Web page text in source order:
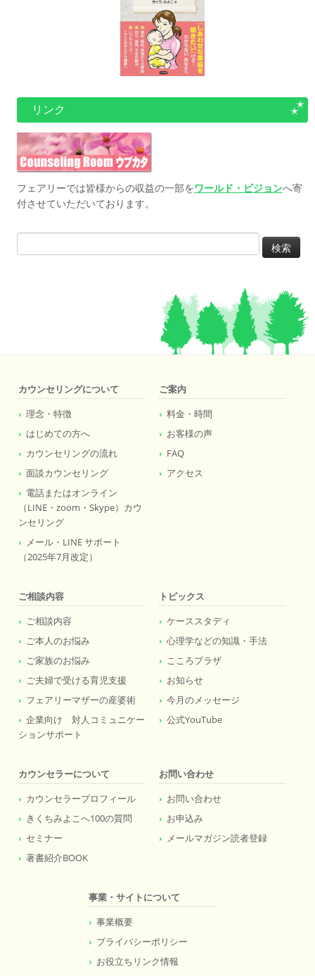
リンク
フェアリーでは皆様からの収益の一部をワールド・ビジョンへ寄
付させていただいております。
検
索:
カウンセリングについて
理念・特徴
はじめての方へ
カウンセリングの流れ
面談カウンセリング
電話またはオンライン
（LINE・zoom・Skype）カウ
ンセリング
メール・LINE サポート
（2025年7月改定）
ご案内
料金・時間
お客様の声
FAQ
アクセス
ご相談内容
ご相談内容
ご本人のお悩み
ご家族のお悩み
ご夫婦で受ける育児支援
フェアリーマザーの産婆術
企業向け 対人コミュニケー
ションサポート
トピックス
ケーススタディ
心理学などの知識・手法
こころプラザ
お知らせ
今月のメッセージ
公式YouTube
カウンセラーについて
カウンセラープロフィール
きくちみよこへ100の質問
セミナー
著書紹介BOOK
お問い合わせ
お問い合わせ
お申込み
メールマガジン読者登録
事業・サイトについて
事業概要
プライバシーポリシー
お役立ちリンク情報